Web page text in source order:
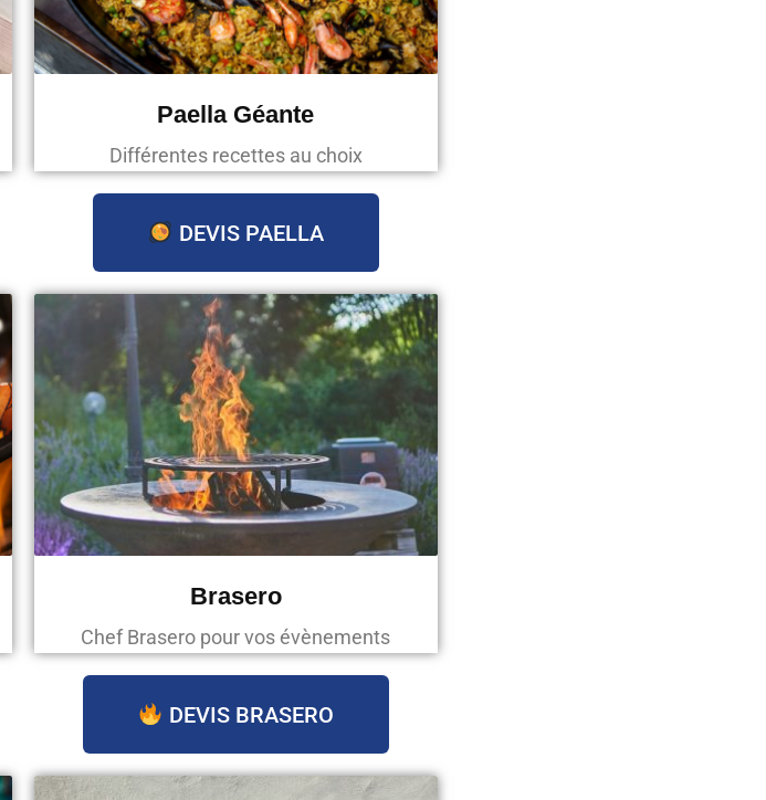
Paella Géante
Différentes recettes au choix
DEVIS PAELLA
Brasero
Chef Brasero pour vos évènements
DEVIS BRASERO